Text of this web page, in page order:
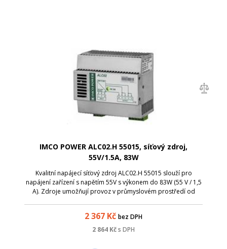
IMCO POWER ALC02.H 55015, síťový zdroj,
55V/1.5A, 83W
Kvalitní napájecí síťový zdroj ALC02.H 55015 slouží pro
napájení zařízení s napětím 55V s výkonem do 83W (55 V / 1,5
A). Zdroje umožňují provoz v průmyslovém prostředí od
2 367 Kč bez DPH
2 864 Kčs DPH